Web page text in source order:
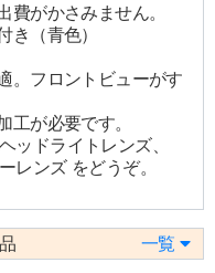
がかさみません。
（青色）
。フロントビューがす
が必要です。
ッドライトレンズ、
レンズ をどうぞ。
一覧